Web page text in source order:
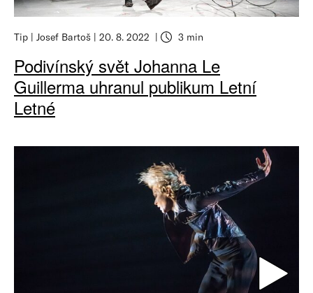
Tip Josef Bartoš 20. 8. 2022 3 min
Podivínský svět Johanna Le
Guillerma uhranul publikum Letní
Letné